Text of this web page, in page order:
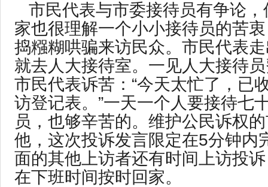
市民代表与市委接待员有争论
家也很理解一个小小接待员的苦
捣糨糊哄骗来访民众。市民代表
就去人大接待室。一见人大接待
市民代表诉苦：“今天太忙了，已
访登记表。”一天一个人要接待七
员，也够辛苦的。维护公民诉权
他，这次投诉发言限定在5分钟内
面的其他上访者还有时间上访投
在下班时间按时回家。